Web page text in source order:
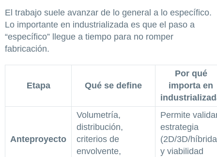
El trabajo suele avanzar de lo general a lo específico.
Lo importante en industrializada es que el paso a
“específico” llegue a tiempo para no romper
fabricación.
Etapa Qué se define
Por qué
importa en
Anteproyecto
Volumetría,
distribución,
criterios de
envolvente,
Permite
estrategia
(2D/3D/
y viabilidad